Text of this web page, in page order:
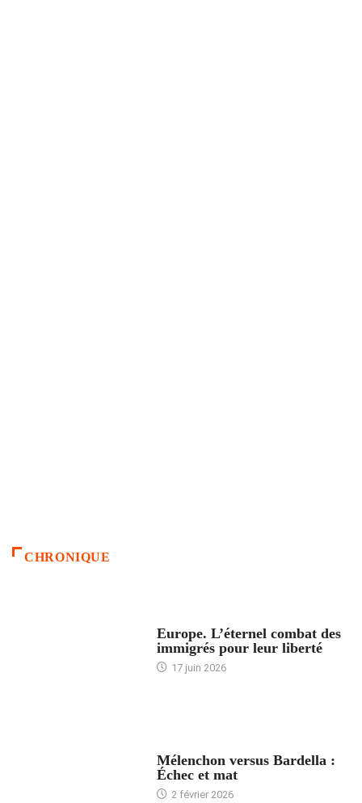
CHRONIQUE
Europe. L’éternel combat des
immigrés pour leur liberté
17 juin 2026
Mélenchon versus Bardella :
Échec et mat
2 février 2026